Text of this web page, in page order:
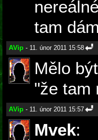
tam
AVip - 11. únor 2011 15:58
Mělo
"že tam
AVip - 11. únor 2011 15:57
Mvek: